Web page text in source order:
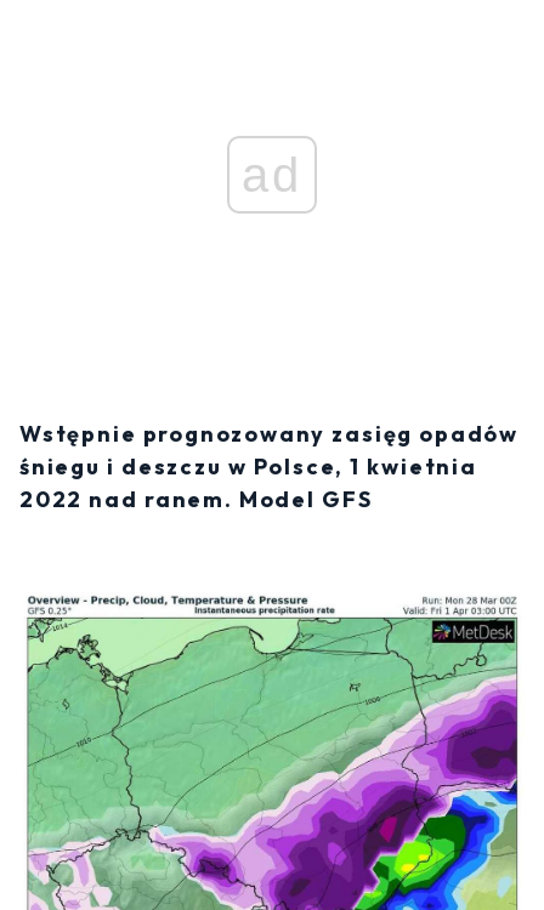
ad
Wstępnie prognozowany zasięg opadów
śniegu i deszczu w Polsce, 1 kwietnia
2022 nad ranem. Model GFS